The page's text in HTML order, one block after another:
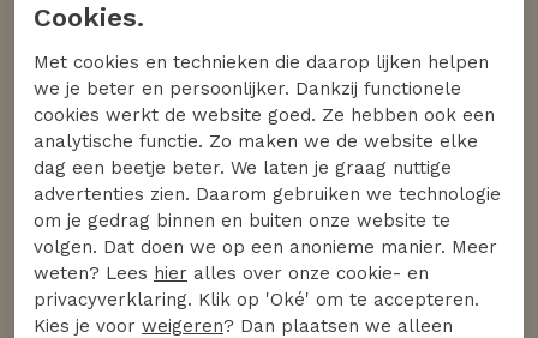
Cookies.
Met cookies en technieken die daarop lijken helpen
we je beter en persoonlijker. Dankzij functionele
cookies werkt de website goed. Ze hebben ook een
analytische functie. Zo maken we de website elke
dag een beetje beter. We laten je graag nuttige
advertenties zien. Daarom gebruiken we technologie
om je gedrag binnen en buiten onze website te
volgen. Dat doen we op een anonieme manier. Meer
weten? Lees hier alles over onze cookie- en
privacyverklaring. Klik op 'Oké' om te accepteren.
Kies je voor weigeren? Dan plaatsen we alleen